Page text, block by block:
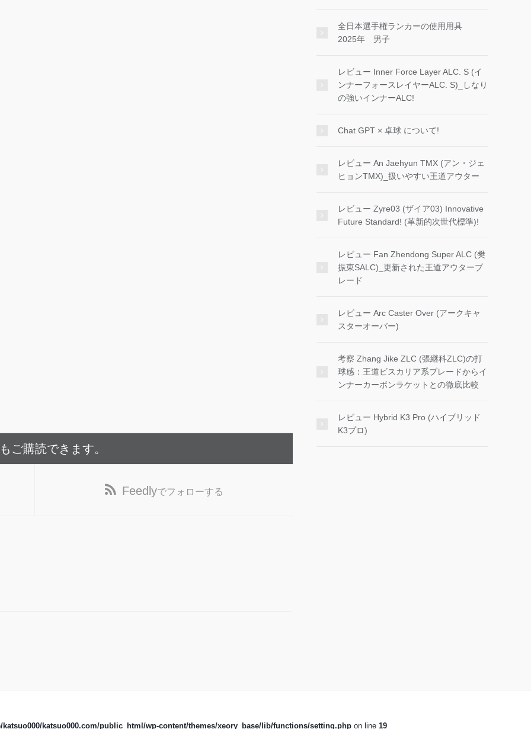
ご購読できます。
Feedlyでフォローする
全日本選手権ランカーの使用用具
2025年 男子
レビュー Inner Force Layer ALC. S (イ
ンナーフォースレイヤーALC. S)_しなり
の強いインナーALC!
Chat GPT × 卓球 について!
レビュー An Jaehyun TMX (アン・ジェ
ヒョンTMX)_扱いやすい王道アウター
レビュー Zyre03 (ザイア03) Innovative
Future Standard! (革新的次世代標準)!
レビュー Fan Zhendong Super ALC (樊
振東SALC)_更新された王道アウターブ
レード
レビュー Arc Caster Over (アークキャ
スターオーバー)
考察 Zhang Jike ZLC (張継科ZLC)の打
球感：王道ビスカリア系ブレードからイ
ンナーカーボンラケットとの徹底比較
レビュー Hybrid K3 Pro (ハイブリッド
K3プロ)
katsuo000/katsuo000.com/public_html/wp-content/themes/xeory_base/lib/functions/setting.php on line 19